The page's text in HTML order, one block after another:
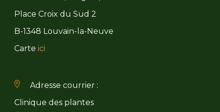
Place Croix du Sud 2
B-1348 Louvain-la-Neuve
Carte ici
Adresse courrier :
Clinique des plantes